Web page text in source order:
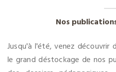
Nos
Jusqu'à l'été, venez
le grand déstockage de nos